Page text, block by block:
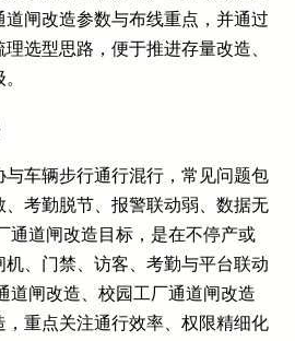
闸改造参数与布线重点，并通过
选型思路，便于推进存量改造、
与车辆步行通行混行，常见问题包
考勤脱节、报警联动弱、数据无
通道闸改造目标，是在不停产或
、门禁、访客、考勤与平台联动
道闸改造、校园工厂通道闸改造
，重点关注通行效率、权限精细化